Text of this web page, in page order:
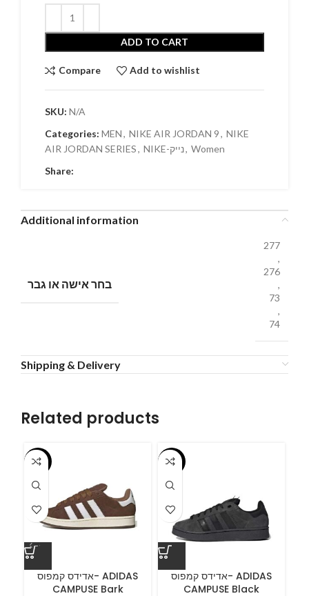
ADD TO CART
Compare Add to wishlist
SKU: N/A
Categories: MEN, NIKE AIR JORDAN 9, NIKE
AIR JORDAN SERIES, NIKE-נייק, Women
Share:
Additional information
בחר אישה או גבר
277
,
276
,
73
,
74
Shipping & Delivery
Related products
-55%
אדידס קמפוס- ADIDAS
CAMPUSE Bark
-55%
אדידס קמפוס- ADIDAS
CAMPUSE Black